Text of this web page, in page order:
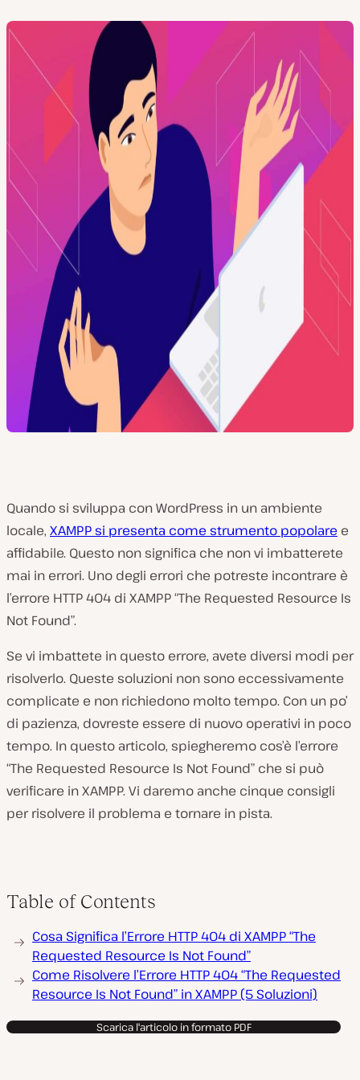
Quando si sviluppa con WordPress in un ambiente
locale, XAMPP si presenta come strumento popolare e
affidabile. Questo non significa che non vi imbatterete
mai in errori. Uno degli errori che potreste incontrare è
l’errore HTTP 404 di XAMPP “The Requested Resource Is
Not Found”.
Se vi imbattete in questo errore, avete diversi modi per
risolverlo. Queste soluzioni non sono eccessivamente
complicate e non richiedono molto tempo. Con un po’
di pazienza, dovreste essere di nuovo operativi in poco
tempo. In questo articolo, spiegheremo cos’è l’errore
“The Requested Resource Is Not Found” che si può
verificare in XAMPP. Vi daremo anche cinque consigli
per risolvere il problema e tornare in pista.
Table of Contents
Cosa Significa l’Errore HTTP 404 di XAMPP “The
Requested Resource Is Not Found”
Come Risolvere l’Errore HTTP 404 “The Requested
Resource Is Not Found” in XAMPP (5 Soluzioni)
Scarica l'articolo in formato PDF